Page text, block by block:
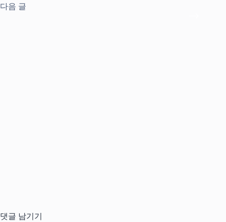
다음 글
댓글 남기기